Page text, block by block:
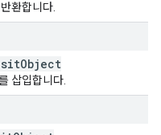
환합니다.
Object
삽입합니다.